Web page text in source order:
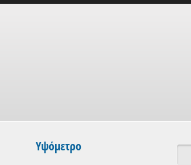
Υψόμετρο